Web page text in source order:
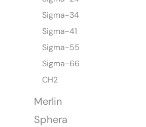
Sigma-34
Sigma-41
Sigma-55
Sigma-66
CH2
Merlin
Sphera